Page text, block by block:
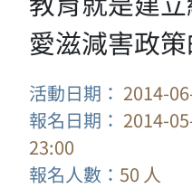
愛滋減害政
活動日期： 2014-
報名日期： 2014-
23:00
報名人數： 50 人